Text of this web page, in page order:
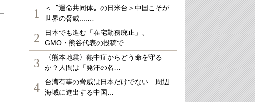
1
＜〝運命共同体〟の日米台＞中国こそが
世界の脅威....…
2
日本でも進む「在宅勤務廃止」、
GMO・熊谷代表の投稿で…
3
〈熊本地震〉熱中症からどう命を守る
か？人間は「発汗の名…
4
台湾有事の脅威は日本だけでない…周辺
海域に進出する中国…